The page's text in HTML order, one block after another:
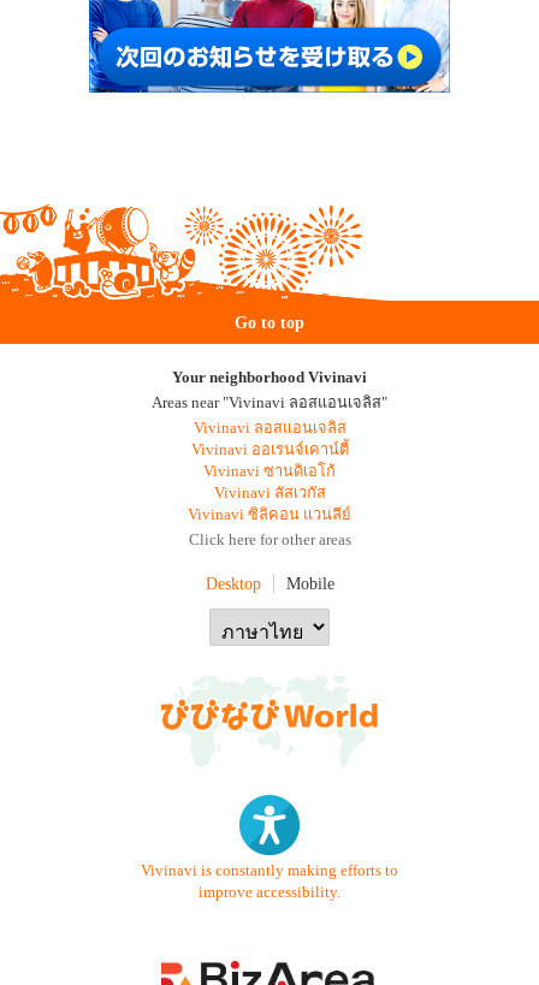
Go to top
Your neighborhood Vivinavi
Areas near "Vivinavi ลอสแอนเจลิส"
Vivinavi ลอสแอนเจลิส
Vivinavi ออเรนจ์เคาน์ตี้
Vivinavi ซานดิเอโก้
Vivinavi ลัสเวกัส
Vivinavi ซิลิคอน แวนลีย์
Click here for other areas
Desktop Mobile
Vivinavi is constantly making efforts to
improve accessibility.